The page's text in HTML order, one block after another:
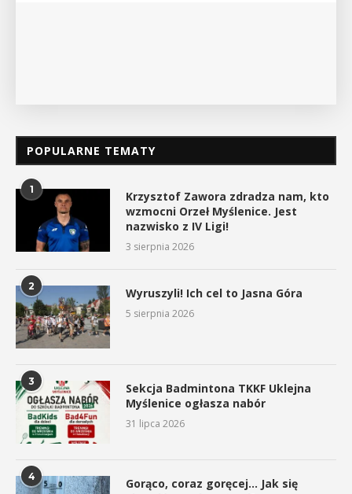
POPULARNE TEMATY
1
Krzysztof Zawora zdradza nam, kto
wzmocni Orzeł Myślenice. Jest
nazwisko z IV Ligi!
3 sierpnia 2026
2 Wyruszyli! Ich cel to Jasna Góra
5 sierpnia 2026
3
Sekcja Badmintona TKKF Uklejna
Myślenice ogłasza nabór
31 lipca 2026
4
Gorąco, coraz goręcej… Jak się